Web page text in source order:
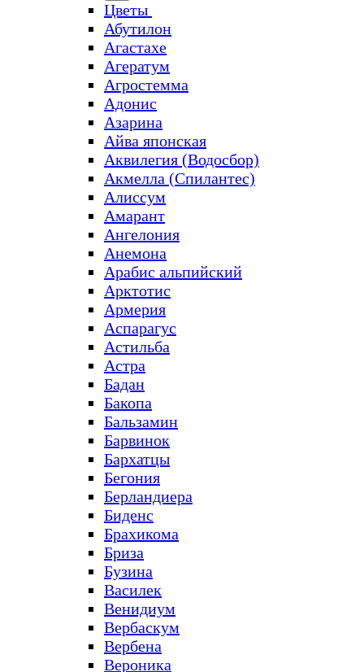
Цветы
Абутилон
Агастахе
Агератум
Агростемма
Адонис
Азарина
Айва японская
Аквилегия (Водосбор)
Акмелла (Спилантес)
Алиссум
Амарант
Ангелония
Анемона
Арабис альпийский
Арктотис
Армерия
Аспарагус
Астильба
Астра
Бадан
Бакопа
Бальзамин
Барвинок
Бархатцы
Бегония
Берландиера
Биденс
Брахикома
Бриза
Бузина
Василек
Венидиум
Вербаскум
Вербена
Вероника